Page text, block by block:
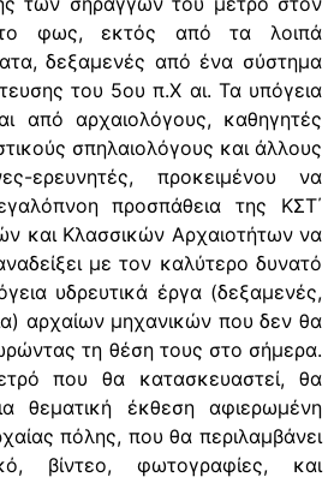
φως, εκτός από τα λοιπά
δεξαμενές από ένα σύστημα
του 5ου π.Χ αι. Τα υπόγεια
από αρχαιολόγους, καθηγητές
σπηλαιολόγους και άλλους
ερευνητές, προκειμένου να
προσπάθεια της ΚΣΤ΄
και Κλασσικών Αρχαιοτήτων να
με τον καλύτερο δυνατό
υδρευτικά έργα (δεξαμενές,
αρχαίων μηχανικών που δεν θα
τη θέση τους στο σήμερα.
που θα κατασκευαστεί, θα
θεματική έκθεση αφιερωμένη
πόλης, που θα περιλαμβάνει
βίντεο, φωτογραφίες, και